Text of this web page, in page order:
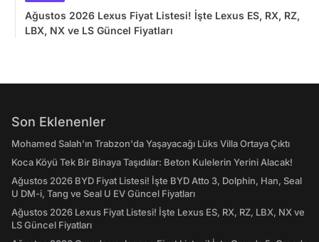
Ağustos 2026 Lexus Fiyat Listesi! İşte Lexus ES, RX, RZ,
LBX, NX ve LS Güncel Fiyatları
Son Eklenenler
Mohamed Salah'ın Trabzon'da Yaşayacağı Lüks Villa Ortaya Çıktı
Koca Köyü Tek Bir Binaya Taşıdılar: Beton Kulelerin Yerini Alacak!
Ağustos 2026 BYD Fiyat Listesi! İşte BYD Atto 3, Dolphin, Han, Seal
U DM-i, Tang ve Seal U EV Güncel Fiyatları
Ağustos 2026 Lexus Fiyat Listesi! İşte Lexus ES, RX, RZ, LBX, NX ve
LS Güncel Fiyatları